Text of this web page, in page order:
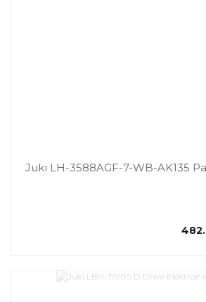
Juki LH-3588AGF-7-WB-AK135